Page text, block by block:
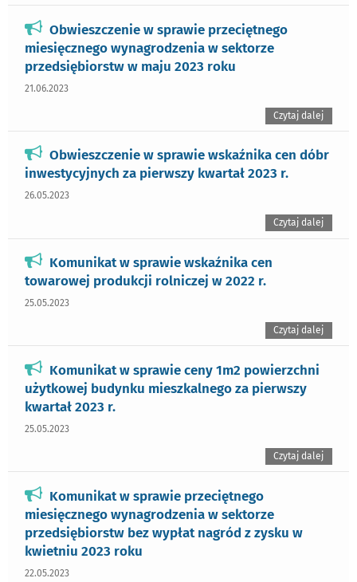
Obwieszczenie w sprawie przeciętnego
miesięcznego wynagrodzenia w sektorze
przedsiębiorstw w maju 2023 roku
21.06.2023
Czytaj dalej
Obwieszczenie w sprawie wskaźnika cen dóbr
inwestycyjnych za pierwszy kwartał 2023 r.
26.05.2023
Czytaj dalej
Komunikat w sprawie wskaźnika cen
towarowej produkcji rolniczej w 2022 r.
25.05.2023
Czytaj dalej
Komunikat w sprawie ceny 1m2 powierzchni
użytkowej budynku mieszkalnego za pierwszy
kwartał 2023 r.
25.05.2023
Czytaj dalej
Komunikat w sprawie przeciętnego
miesięcznego wynagrodzenia w sektorze
przedsiębiorstw bez wypłat nagród z zysku w
kwietniu 2023 roku
22.05.2023